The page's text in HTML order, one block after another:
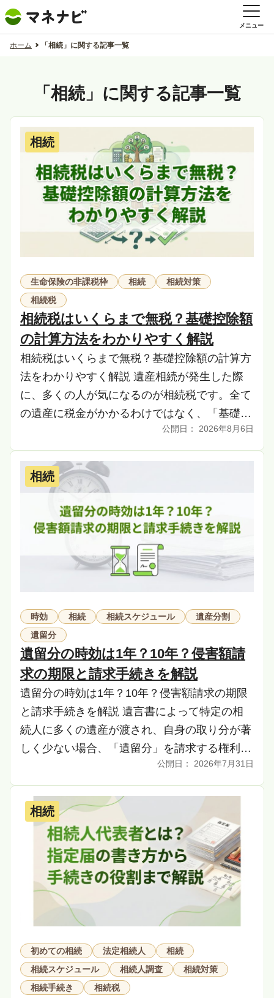
メニュー
ホーム 「相続」に関する記事一覧
「相続」に関する記事一覧
相続
生命保険の非課税枠 相続
相続対策
相続税
相続税はいくらまで無税？基礎控除額
の計算方法をわかりやすく解説
相続税はいくらまで無税？基礎控除額の計算方
法をわかりやすく解説 遺産相続が発生した際
に、多くの人が気になるのが相続税です。全て
の遺産に税金がかかるわけではなく、「基礎控
除」と呼ばれる非課税の枠が設けられていま
す。遺産の総 […]
2026年8月6日
相続
時効 相続 相続スケジュール
遺産分割
遺留分
遺留分の時効は1年？10年？侵害額請
求の期限と請求手続きを解説
遺留分の時効は1年？10年？侵害額請求の期限
と請求手続きを解説 遺言書によって特定の相
続人に多くの遺産が渡され、自身の取り分が著
しく少ない場合、「遺留分」を請求する権利が
あります。しかし、この遺留分侵害額請求には
時効があ […]
2026年7月31日
相続
初めての相続 法定相続人
相続
相続スケジュール
相続人調査
相続対策
相続手続き
相続税